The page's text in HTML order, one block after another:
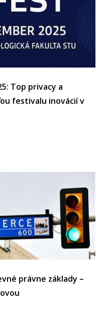
Top privacy a
festivalu inovácií v
právne základy –